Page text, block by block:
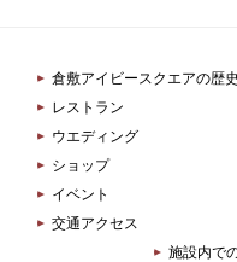
倉敷アイビースクエアの歴史
レストラン
ウエディング
ショップ
イベント
交通アクセス
施設内で